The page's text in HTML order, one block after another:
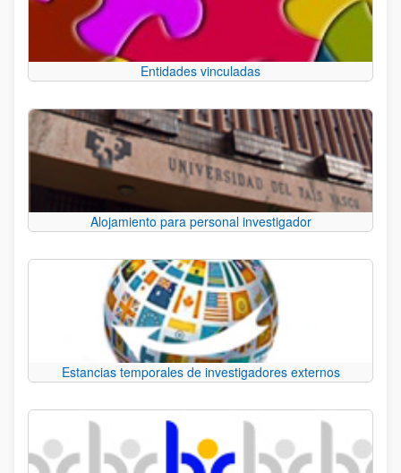
Entidades vinculadas
Alojamiento para personal investigador
Estancias temporales de investigadores externos